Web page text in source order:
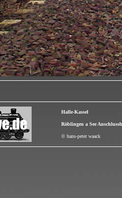
Halle-Kassel
Röblingen a See
© hans-peter waack